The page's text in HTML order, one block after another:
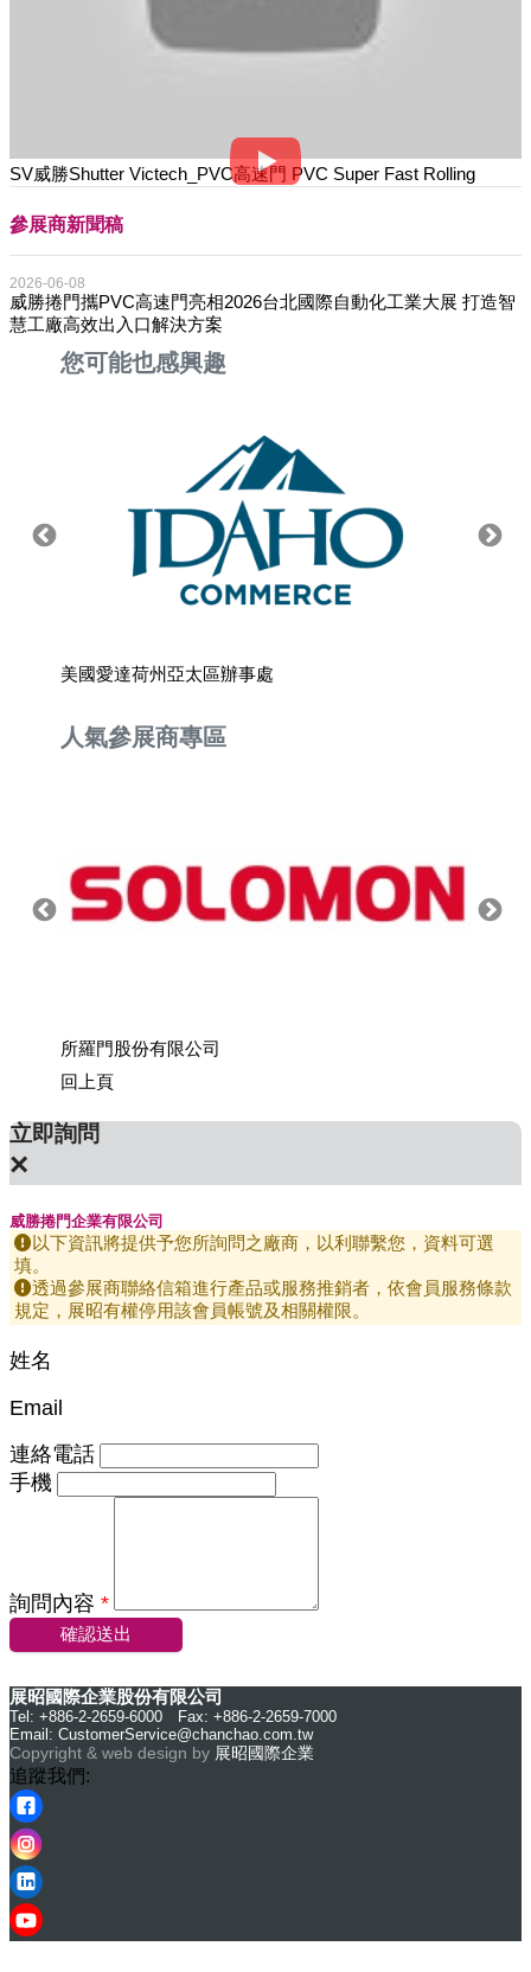
SV威勝Shutter Victech_PVC高速門 PVC Super Fast Rolling
參展商新聞稿
2026-06-08
威勝捲門攜PVC高速門亮相2026台北國際自動化工業大展 打造智
慧工廠高效出入口解決方案
您可能也感興趣
美國愛達荷州亞太區辦事處
人氣參展商專區
所羅門股份有限公司
回上頁
立即詢問
×
威勝捲門企業有限公司
以下資訊將提供予您所詢問之廠商，以利聯繫您，資料可選
填。
透過參展商聯絡信箱進行產品或服務推銷者，依會員服務條款
規定，展昭有權停用該會員帳號及相關權限。
姓名
Email
連絡電話
手機
詢問內容 *
確認送出
展昭國際企業股份有限公司
Tel: +886-2-2659-6000 Fax: +886-2-2659-7000
Email: CustomerService@chanchao.com.tw
Copyright & web design by 展昭國際企業
追蹤我們: